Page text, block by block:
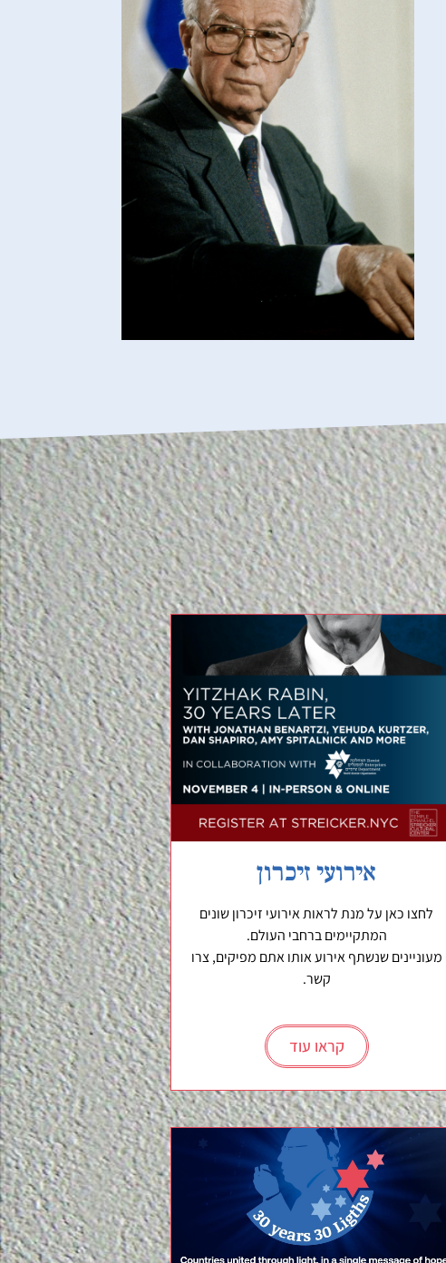
אירועי זיכרון
לחצו כאן על מנת לראות אירועי זיכרון שונים
המתקיימים ברחבי העולם.
מעוניינים שנשתף אירוע אותו אתם מפיקים, צרו
קשר.
קראו עוד